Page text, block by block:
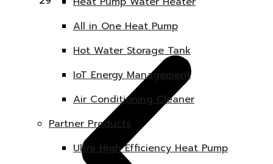
All in One Heat Pump
Hot Water Storage Tank
IoT Energy Management
Air Conditioning Cleaner
Partner Products
Ultra High Efficiency Heat Pump